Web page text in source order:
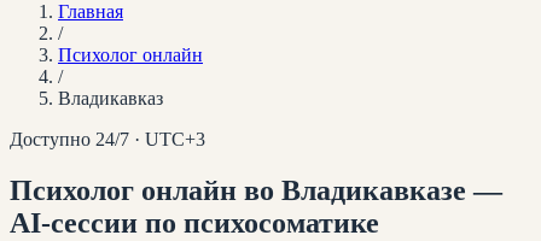
Главная
/
Психолог онлайн
/
Владикавказ
Доступно 24/7 · UTC+3
Психолог онлайн во Владикавказе —
AI-сессии по психосоматике